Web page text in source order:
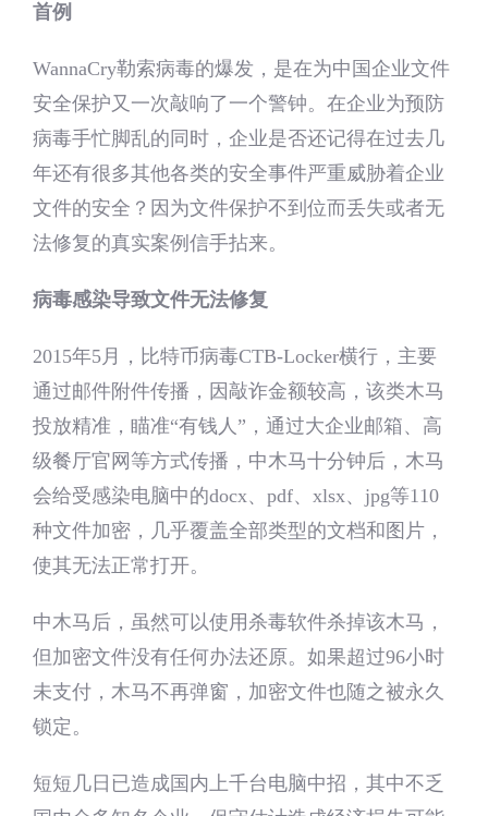
首例
WannaCry勒索病毒的爆发，是在为中国企业文件
安全保护又一次敲响了一个警钟。在企业为预防
病毒手忙脚乱的同时，企业是否还记得在过去几
年还有很多其他各类的安全事件严重威胁着企业
文件的安全？因为文件保护不到位而丢失或者无
法修复的真实案例信手拈来。
病毒感染导致文件无法修复
2015年5月，比特币病毒CTB-Locker横行，主要
通过邮件附件传播，因敲诈金额较高，该类木马
投放精准，瞄准“有钱人”，通过大企业邮箱、高
级餐厅官网等方式传播，中木马十分钟后，木马
会给受感染电脑中的docx、pdf、xlsx、jpg等110
种文件加密，几乎覆盖全部类型的文档和图片，
使其无法正常打开。
中木马后，虽然可以使用杀毒软件杀掉该木马，
但加密文件没有任何办法还原。如果超过96小时
未支付，木马不再弹窗，加密文件也随之被永久
锁定。
短短几日已造成国内上千台电脑中招，其中不乏